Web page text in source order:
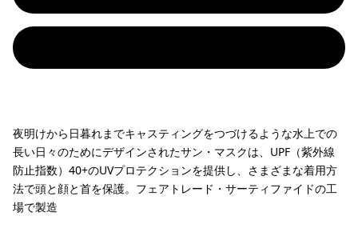
夜明けから日暮れまでキャスティングをつづけるような水上での
長い日々のためにデザインされたサン・マスクは、UPF（紫外線
防止指数）40+のUVプロテクションを提供し、さまざまな着用方
法で頭と顔と首を保護。フェアトレード・サーティファイドの工
場で製造